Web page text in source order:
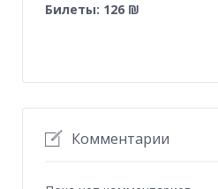
Билеты: 126 ₪
Комментарии